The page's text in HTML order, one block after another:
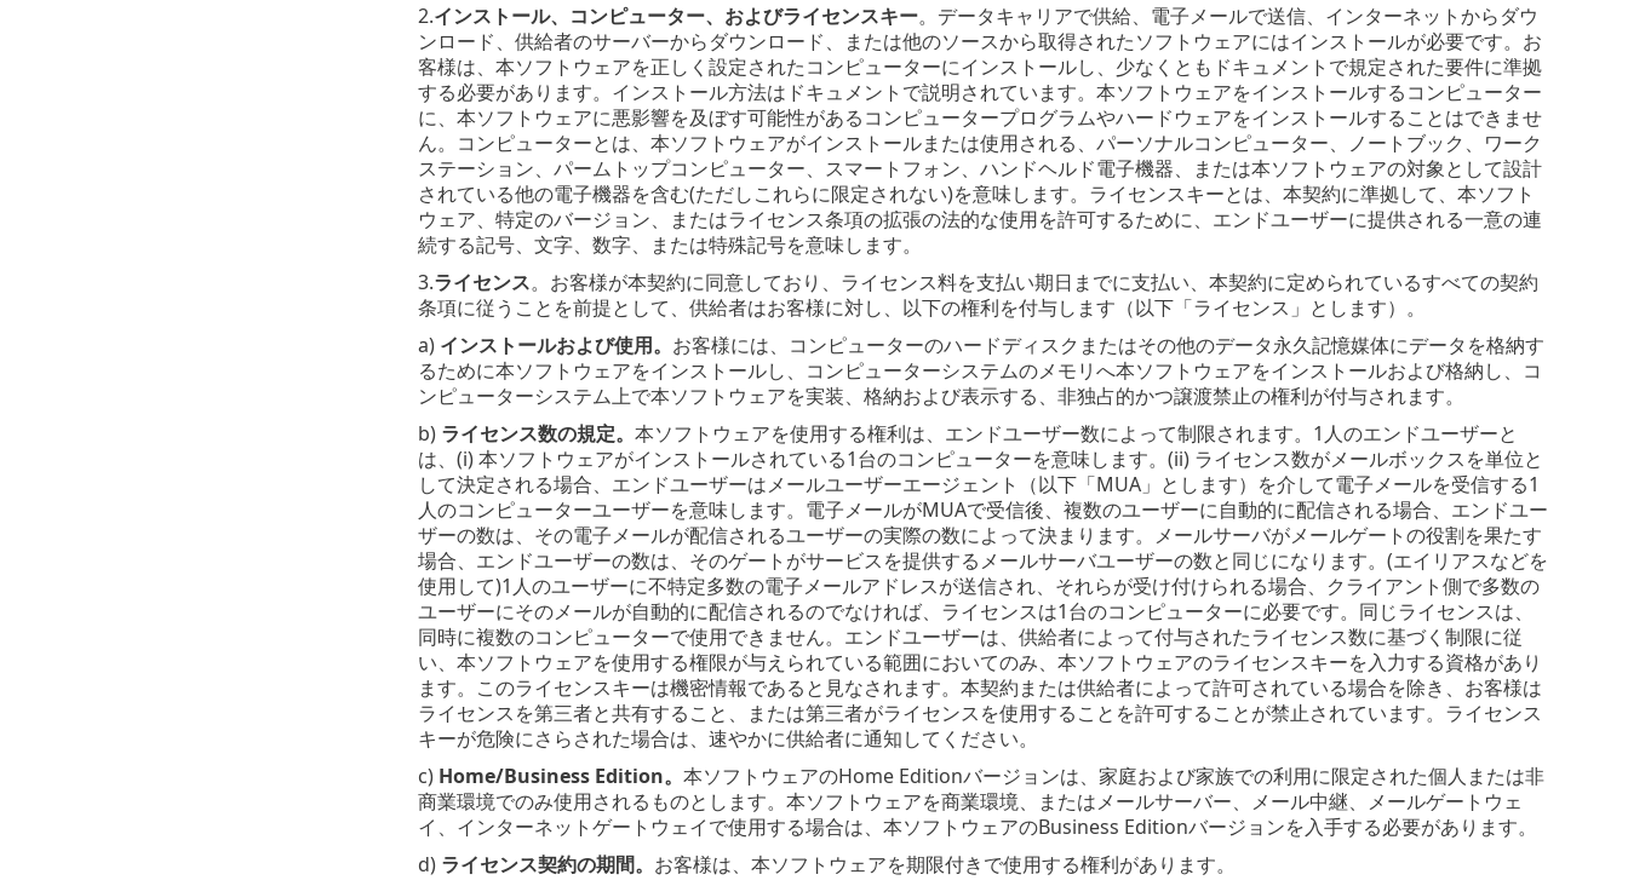
2.インストール、コンピューター、およびライセンスキー。データキャリアで供給、電子メールで送信、インターネットからダウ
ンロード、供給者のサーバーからダウンロード、または他のソースから取得されたソフトウェアにはインストールが必要です。お
客様は、本ソフトウェアを正しく設定されたコンピューターにインストールし、少なくともドキュメントで規定された要件に準拠
する必要があります。インストール方法はドキュメントで説明されています。本ソフトウェアをインストールするコンピューター
に、本ソフトウェアに悪影響を及ぼす可能性があるコンピュータープログラムやハードウェアをインストールすることはできませ
ん。コンピューターとは、本ソフトウェアがインストールまたは使用される、パーソナルコンピューター、ノートブック、ワーク
ステーション、パームトップコンピューター、スマートフォン、ハンドヘルド電子機器、または本ソフトウェアの対象として設計
されている他の電子機器を含む(ただしこれらに限定されない)を意味します。ライセンスキーとは、本契約に準拠して、本ソフト
ウェア、特定のバージョン、またはライセンス条項の拡張の法的な使用を許可するために、エンドユーザーに提供される一意の連
続する記号、文字、数字、または特殊記号を意味します。
3.ライセンス。お客様が本契約に同意しており、ライセンス料を支払い期日までに支払い、本契約に定められているすべての契約
条項に従うことを前提として、供給者はお客様に対し、以下の権利を付与します（以下「ライセンス」とします）。
a) インストールおよび使用。 お客様には、コンピューターのハードディスクまたはその他のデータ永久記憶媒体にデータを格納す
るために本ソフトウェアをインストールし、コンピューターシステムのメモリへ本ソフトウェアをインストールおよび格納し、コ
ンピューターシステム上で本ソフトウェアを実装、格納および表示する、非独占的かつ譲渡禁止の権利が付与されます。
b) ライセンス数の規定。 本ソフトウェアを使用する権利は、エンドユーザー数によって制限されます。1人のエンドユーザーと
は、(i) 本ソフトウェアがインストールされている1台のコンピューターを意味します。(ii) ライセンス数がメールボックスを単位と
して決定される場合、エンドユーザーはメールユーザーエージェント（以下「MUA」とします）を介して電子メールを受信する1
人のコンピューターユーザーを意味します。電子メールがMUAで受信後、複数のユーザーに自動的に配信される場合、エンドユー
ザーの数は、その電子メールが配信されるユーザーの実際の数によって決まります。メールサーバがメールゲートの役割を果たす
場合、エンドユーザーの数は、そのゲートがサービスを提供するメールサーバユーザーの数と同じになります。(エイリアスなどを
使用して)1人のユーザーに不特定多数の電子メールアドレスが送信され、それらが受け付けられる場合、クライアント側で多数の
ユーザーにそのメールが自動的に配信されるのでなければ、ライセンスは1台のコンピューターに必要です。同じライセンスは、
同時に複数のコンピューターで使用できません。エンドユーザーは、供給者によって付与されたライセンス数に基づく制限に従
い、本ソフトウェアを使用する権限が与えられている範囲においてのみ、本ソフトウェアのライセンスキーを入力する資格があり
ます。このライセンスキーは機密情報であると見なされます。本契約または供給者によって許可されている場合を除き、お客様は
ライセンスを第三者と共有すること、または第三者がライセンスを使用することを許可することが禁止されています。ライセンス
キーが危険にさらされた場合は、速やかに供給者に通知してください。
c) Home/Business Edition。 本ソフトウェアのHome Editionバージョンは、家庭および家族での利用に限定された個人または非
商業環境でのみ使用されるものとします。本ソフトウェアを商業環境、またはメールサーバー、メール中継、メールゲートウェ
イ、インターネットゲートウェイで使用する場合は、本ソフトウェアのBusiness Editionバージョンを入手する必要があります。
d) ライセンス契約の期間。 お客様は、本ソフトウェアを期限付きで使用する権利があります。